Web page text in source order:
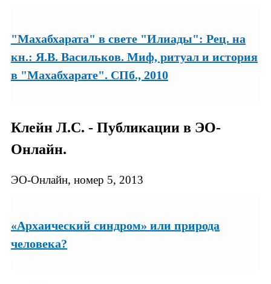
"Махабхарата" в свете "Илиады": Рец. на
кн.: Я.В. Васильков. Миф, ритуал и история
в "Махабхарате". СПб., 2010
Клейн Л.С. - Публикации в ЭО-
Онлайн.
ЭО-Онлайн, номер 5, 2013
«Архаический синдром» или природа
человека?